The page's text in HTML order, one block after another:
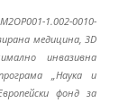
1.002-0010-
медицина, 3D
инвазивна
„Наука и
фонд за